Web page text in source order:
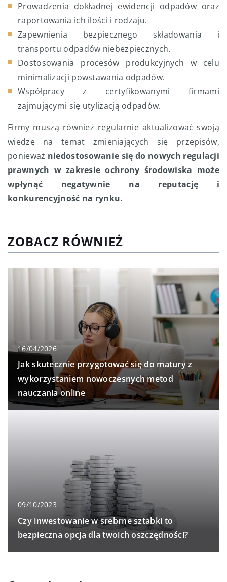
Prowadzenia dokładnej ewidencji odpadów oraz
raportowania ich ilości i rodzaju.
Zapewnienia bezpiecznego składowania i
transportu odpadów niebezpiecznych.
Dostosowania procesów produkcyjnych w celu
minimalizacji powstawania odpadów.
Współpracy z certyfikowanymi firmami
zajmującymi się utylizacją odpadów.
Firmy muszą również regularnie aktualizować swoją
wiedzę na temat zmieniających się przepisów,
ponieważ niedostosowanie się do nowych regulacji
prawnych w zakresie ochrony środowiska może
wpłynąć negatywnie na reputację i
konkurencyjność na rynku.
ZOBACZ RÓWNIEŻ
16/04/2026
Jak skutecznie przygotować się do matury z
wykorzystaniem nowoczesnych metod
nauczania online
09/10/2023
Czy inwestowanie w srebrne sztabki to
bezpieczna opcja dla twoich oszczędności?